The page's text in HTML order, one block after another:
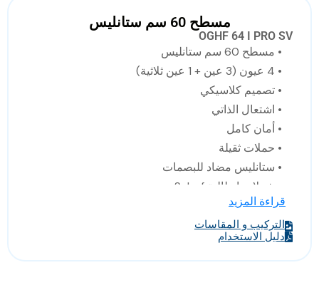
مسطح 60 سم ستانليس
OGHF 64 I PRO SV
• مسطح 60 سم ستانليس
• 4 عيون (3 عين + 1 عين ثلاثية)
• تصميم كلاسيكي
• اشتعال الذاتي
• أمان كامل
• حملات ثقيلة
• ستانليس مضاد للبصمات
• شعلات إيطالية Sabaf
• صنع في تركيا
• الابعاد: العرض 58سم/العمق 51سم / الارتفاع 10سم
قراءة المزيد
التركيب و المقاسات
دليل الاستخدام